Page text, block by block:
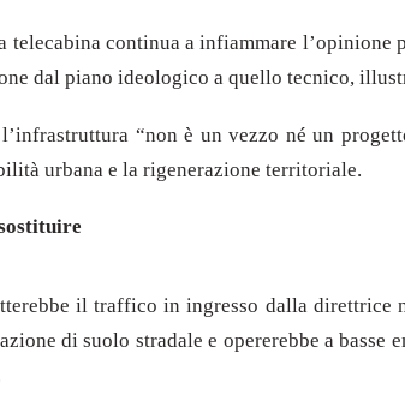
continua a infiammare
dal piano ideologico a quello tecnico,
“non è un vezzo né un
urbana e la rigenerazione territoriale.
il traffico in ingresso dalla
di suolo stradale e opererebbe a